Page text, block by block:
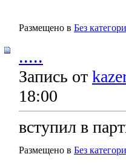
Размещено в Без
.....
Запись от
18:00
вступил в
Размещено в Без